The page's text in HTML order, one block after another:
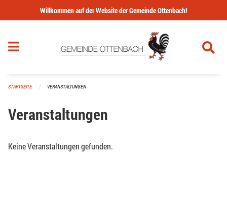
Navigation überspringen
Willkommen auf der Website der Gemeinde Ottenbach!
STARTSEITE VERANSTALTUNGEN
Veranstaltungen
Keine Veranstaltungen gefunden.